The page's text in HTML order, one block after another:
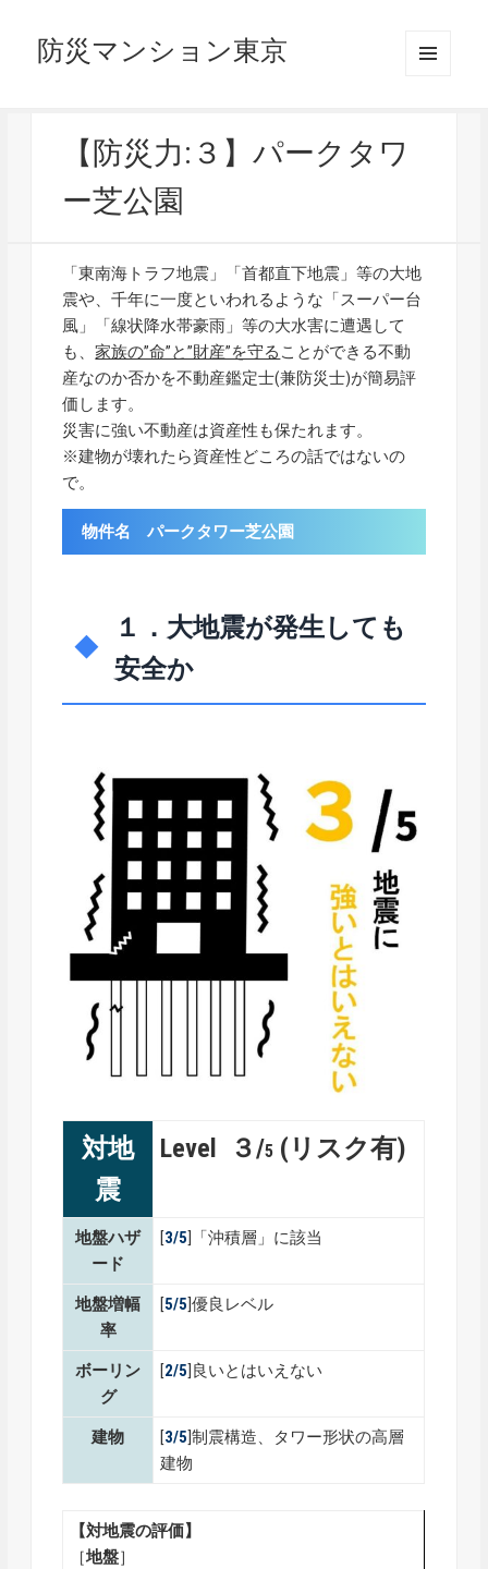
防災マンション東京
【防災力:３】パークタワ
ー芝公園
「東南海トラフ地震」「首都直下地震」等の大地
震や、千年に一度といわれるような「スーパー台
風」「線状降水帯豪雨」等の大水害に遭遇して
も、家族の”命”と”財産”を守る ことができる不動
産なのか否かを不動産鑑定士(兼防災士)が簡易評
価します。
災害に強い不動産は資産性も保たれます。
※建物が壊れたら資産性どころの話ではないの
で。
物件名 パークタワー芝公園
１．大地震が発生しても
安全か
対地
震
Level ３/5 (リスク有)
地盤ハザ
ード
[3/5]「沖積層」に該当
地盤増幅
率
[5/5]優良レベル
ボーリン
グ
[2/5]良いとはいえない
建物 [3/5]制震構造、タワー形状の高層
建物
【対地震の評価】
［地盤］